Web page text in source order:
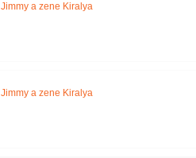
Jimmy a zene Kiralya
Jimmy a zene Kiralya